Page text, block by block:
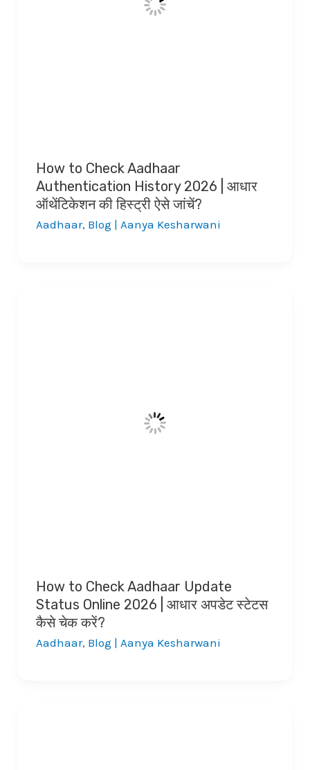
How to Check Aadhaar
Authentication History 2026 | आधार
ऑथेंटिकेशन की हिस्ट्री ऐसे जांचें?
Aadhaar, Blog | Aanya Kesharwani
How to Check Aadhaar Update
Status Online 2026 | आधार अपडेट स्टेटस
कैसे चेक करें?
Aadhaar, Blog | Aanya Kesharwani